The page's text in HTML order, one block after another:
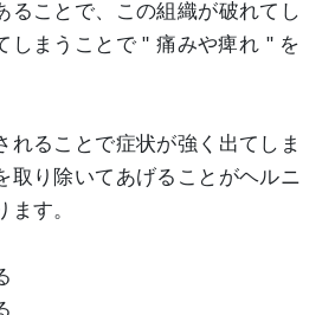
ることで、この組織が破れてし
しまうことで " 痛みや痺れ " を
れることで症状が強く出てしま
取り除いてあげることがヘルニ
す。